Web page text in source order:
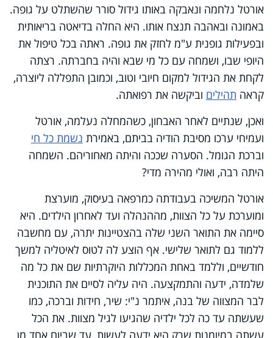
אורטל נלחמה ונאבקה באותו גידול סורר שהשתלט על גופה.
באמונה ובאהבה תנצח אותו. היא החלה בדיאטה בריאותית
ובפעילות גופנית ע"מ לחזק את גופה. ראתה בכל טיפול את
היופי שבו, ושמחה עם כל מי שבא והיה בחברתה. רצתה
לקחת את הגידול למקום חיובי וטוב, וכמובן התפללה ליוצרה,
קראה תהילים וביקשה את רפואתה.
ואכן, שנתיים לאחר האבחון, כשהמחלה נעלמה, אורטל
ועמיחי ערכו מסיבת הודיה בביתם, באמירת נשמת כל חי
וברכת הגומל. הסערה שככה והיתה מאחוריהם. השמחה
היתה רבה, ואולי מהירה מדי?
אורטל המשיכה בעבודתה כמרפאה בעיסוק, מוערצת
ומוערכת על כל הצוות, מההנהלה ועד לאחרון הילדים. היא
סיימה את התואר השני שלה בהצטיינות יתרה, עם מחשבה
ללמוד גם לתואר שלישי. אף הוצע לה לטוס לאיטליה למשך
חודשיים, וללמד באחת המכללות היוקרתיות שם את כל מה
שלמדה, ידעה והתמקצעה. היה עליה לסיים את התוכנית
לבר המצווה של בנה, איתמר נ"י: שיר, חידות וברכה, כמו
שעשתה עד כה לכל ילדיה שהגיעו לגיל מצוות. את הכל
עשתה במיומנות שרק היא ידעה לעשות, עד שביום אחד מן